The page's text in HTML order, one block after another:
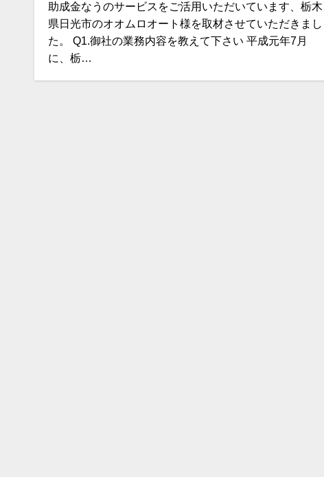
助成金なうのサービスをご活用いただいています、栃木
県日光市のオオムロオート様を取材させていただきまし
た。 Q1.御社の業務内容を教えて下さい 平成元年7月
に、栃…